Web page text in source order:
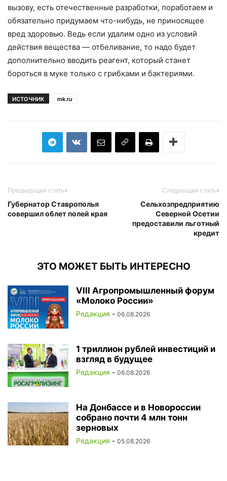
вызову, есть отечественные разработки, поработаем и
обязательно придумаем что-нибудь, не приносящее
вред здоровью. Ведь если удалим одно из условий
действия вещества — отбеливание, то надо будет
дополнительно вводить реагент, который станет
бороться в муке только с грибками и бактериями.
ИСТОЧНИК mk.ru
Предыдущая статья
Губернатор Ставрополья
совершил облет полей края
Следующая статья
Сельхозпредприятию
Северной Осетии
предоставили льготный
кредит
ЭТО МОЖЕТ БЫТЬ ИНТЕРЕСНО
VIII Агропромышленный форум
«Молоко России»
Редакция - 06.08.2026
1 триллион рублей инвестиций и
взгляд в будущее
Редакция - 06.08.2026
На Донбассе и в Новороссии
собрано почти 4 млн тонн
зерновых
Редакция - 05.08.2026